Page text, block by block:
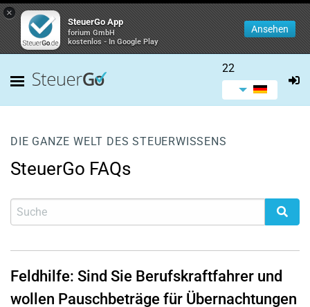
×
SteuerGo App
forium GmbH
kostenlos - In Google Play
Ansehen
22
DIE GANZE WELT DES STEUERWISSENS
SteuerGo FAQs
Feldhilfe: Sind Sie Berufskraftfahrer und
wollen Pauschbeträge für Übernachtungen